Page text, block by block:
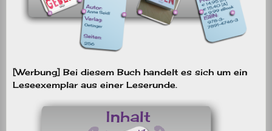
[Werbung] Bei diesem Buch handelt es sich um ein
Leseexemplar aus einer Leserunde.